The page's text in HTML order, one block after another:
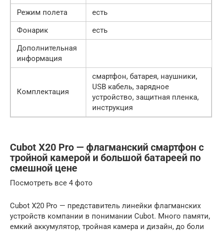
Режим полета
есть
Фонарик
есть
Дополнительная
информация
Комплектация
смартфон, батарея, наушники,
USB кабель, зарядное
устройство, защитная пленка,
инструкция
Cubot X20 Pro — флагманский смартфон с
тройной камерой и большой батареей по
смешной цене
Посмотреть все 4 фото
Cubot X20 Pro — представитель линейки флагманских
устройств компании в понимании Cubot. Много памяти,
емкий аккумулятор, тройная камера и дизайн, до боли